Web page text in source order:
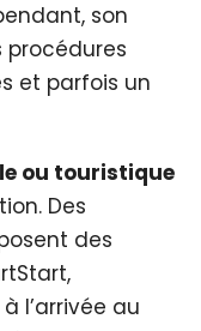
son
et parfois un
ou touristique
Des
des
l’arrivée au